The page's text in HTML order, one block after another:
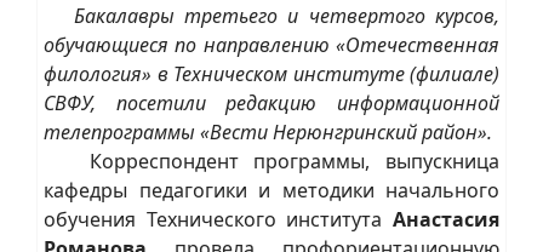
Бакалавры третьего и четвертого курсов,
обучающиеся по направлению «Отечественная
филология» в Техническом институте (филиале)
СВФУ, посетили редакцию информационной
телепрограммы «Вести Нерюнгринский район».
Корреспондент программы, выпускница
кафедры педагогики и методики начального
обучения Технического института Анастасия